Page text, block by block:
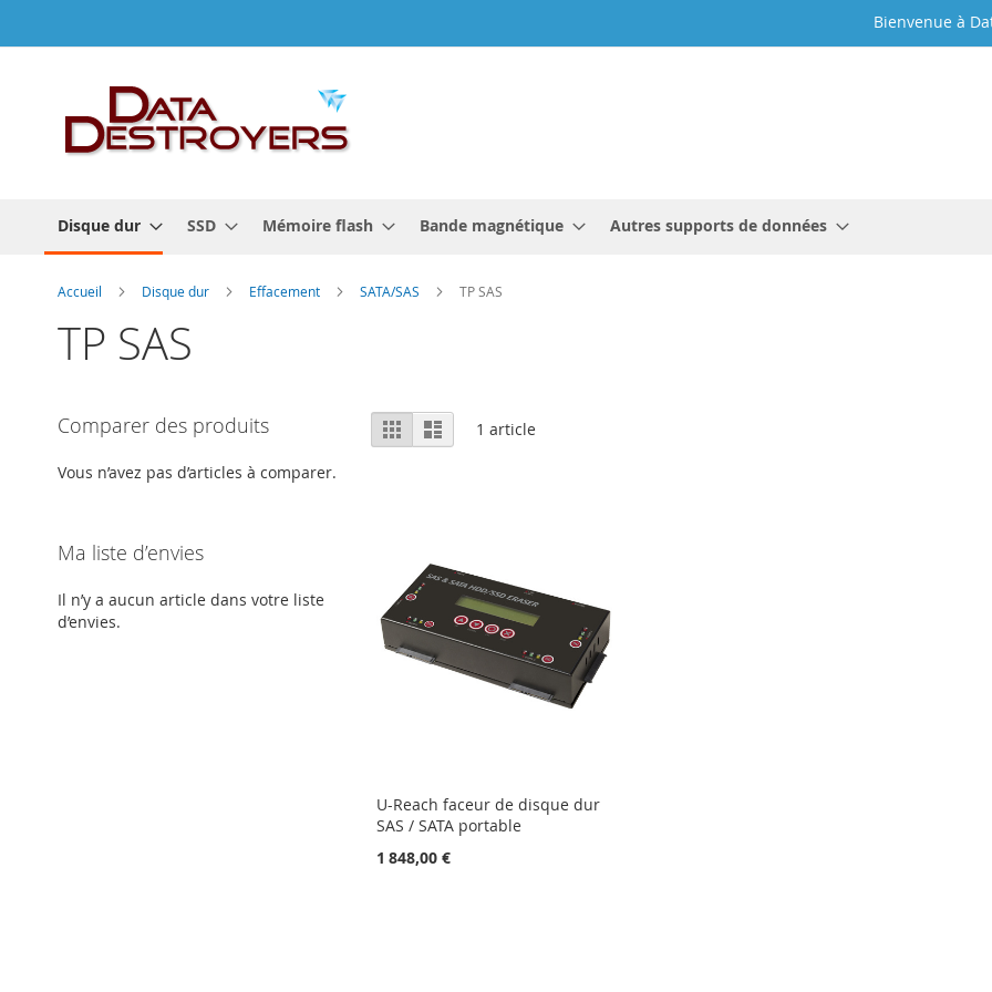
au
Bienvenue à
Disque dur SSD Mémoire flash Bande magnétique Autres supports de données
Accueil Disque dur Effacement SATA/SAS TP SAS
TP SAS
Afficher
en
GrilleListe 1 article
U-Reach faceur de disque dur
SAS / SATA portable
1 848,00 €
Comparer des produits
Vous n’avez pas d’articles à comparer.
Ma liste d’envies
Il n’y a aucun article dans votre liste
d’envies.